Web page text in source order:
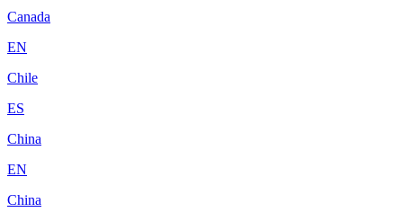
Canada
EN
Chile
ES
China
EN
China